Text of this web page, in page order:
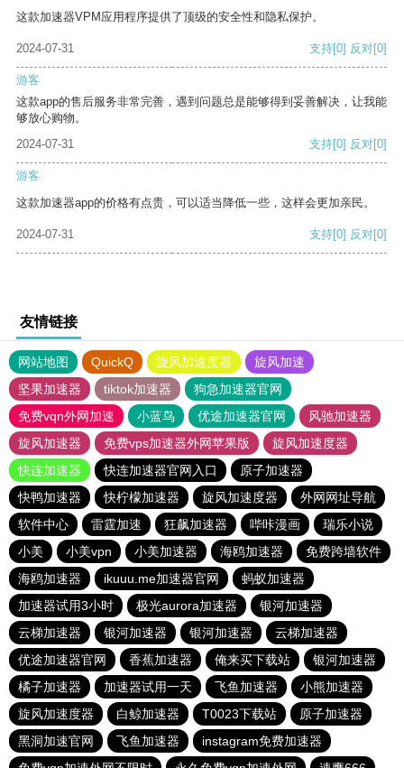
这款加速器VPM应用程序提供了顶级的安全性和隐私保护。
2024-07-31 支持[0] 反对[0]
游客
这款app的售后服务非常完善，遇到问题总是能够得到妥善解决，让我能
够放心购物。
2024-07-31
支持[0] 反对[0]
游客
这款加速器app的价格有点贵，可以适当降低一些，这样会更加亲民。
2024-07-31 支持[0] 反对[0]
友情链接
网站地图 QuickQ 旋风加速度器
旋风加速
坚果加速器
tiktok加速器
狗急加速器官网
免费vqn外网加速
小蓝鸟 优途加速器官网
风驰加速器
旋风加速器
免费vps加速器外网苹果版
旋风加速度器
快连加速器
快连加速器官网入口
原子加速器
快鸭加速器
快柠檬加速器 旋风加速度器
外网网址导航
软件中心
雷霆加速 狂飙加速器 哔咔漫画
瑞乐小说
小美
小美vpn 小美加速器 海鸥加速器
免费跨墙软件
海鸥加速器
ikuuu.me加速器官网
蚂蚁加速器
加速器试用3小时
极光aurora加速器
银河加速器
云梯加速器
银河加速器 银河加速器
云梯加速器
优途加速器官网
香蕉加速器 俺来买下载站
银河加速器
橘子加速器
加速器试用一天 飞鱼加速器
小熊加速器
旋风加速度器
白鲸加速器 T0023下载站
原子加速器
黑洞加速官网
飞鱼加速器
instagram免费加速器